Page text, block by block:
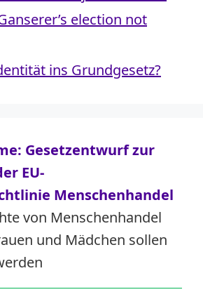
election not
ins Grundgesetz?
Gesetzentwurf zur
EU-
Menschenhandel
von Menschenhandel
und Mädchen sollen